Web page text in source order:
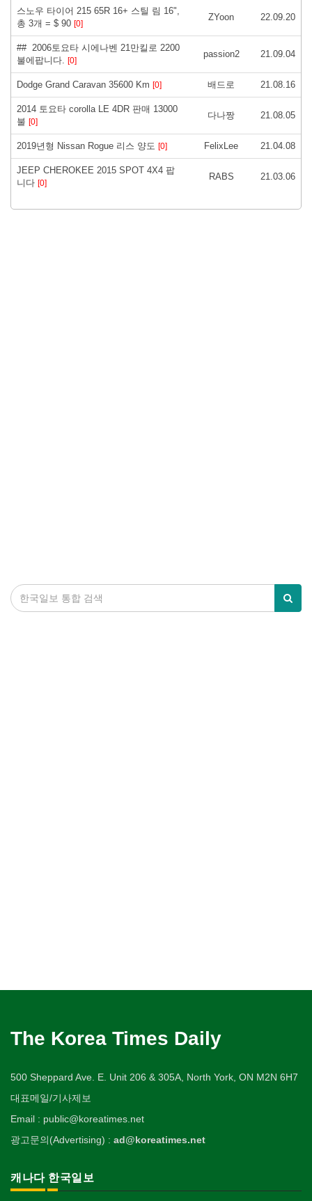
스노우 타이어 215 65R 16+ 스틸 림 16",
총 3개 = $ 90 [0]
ZYoon 22.09.20
## 2006토요타 시에나벤 21만킬로 2200
불에팝니다. [0]
passion2 21.09.04
Dodge Grand Caravan 35600 Km [0] 배드로 21.08.16
2014 토요타 corolla LE 4DR 판매 13000
불 [0]
다나짱 21.08.05
2019년형 Nissan Rogue 리스 양도 [0] FelixLee 21.04.08
JEEP CHEROKEE 2015 SPOT 4X4 팝
니다 [0]
RABS 21.03.06
The Korea Times Daily
500 Sheppard Ave. E. Unit 206 & 305A, North York, ON M2N 6H7
대표메일/기사제보
Email : public@koreatimes.net
광고문의(Advertising) : ad@koreatimes.net
캐나다 한국일보